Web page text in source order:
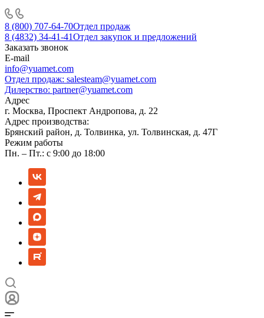
8 (800) 707-64-70Отдел продаж
8 (4832) 34-41-41Отдел закупок и предложений
Заказать звонок
E-mail
info@yuamet.com
Отдел продаж: salesteam@yuamet.com
Дилерство: partner@yuamet.com
Адрес
г. Москва, Проспект Андропова, д. 22
Адрес производства:
Брянский район, д. Толвинка, ул. Толвинская, д. 47Г
Режим работы
Пн. – Пт.: с 9:00 до 18:00